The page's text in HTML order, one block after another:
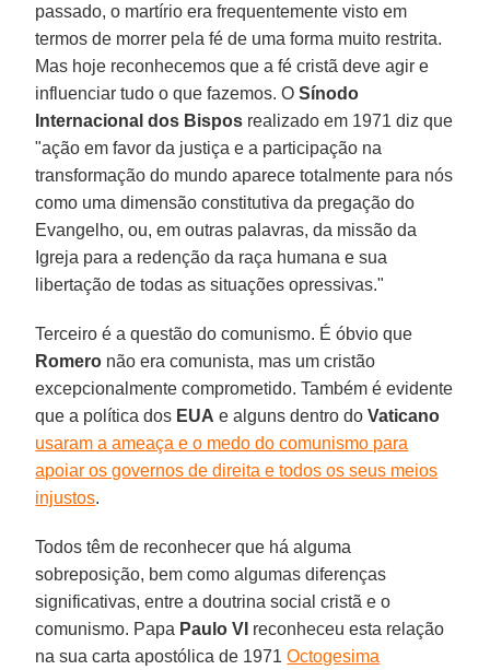
passado, o martírio era frequentemente visto em
termos de morrer pela fé de uma forma muito restrita.
Mas hoje reconhecemos que a fé cristã deve agir e
influenciar tudo o que fazemos. OSínodo
Internacional dos Bispos realizado em 1971 diz que
"ação em favor da justiça e a participação na
transformação do mundo aparece totalmente para nós
como uma dimensão constitutiva da pregação do
Evangelho, ou, em outras palavras, da missão da
Igreja para a redenção da raça humana e sua
libertação de todas as situações opressivas."
Terceiro é a questão do comunismo. É óbvio que
Romero não era comunista, mas um cristão
excepcionalmente comprometido. Também é evidente
que a política dos EUA e alguns dentro doVaticano
usaram a ameaça e o medo do comunismo para
apoiar os governos de direita e todos os seus meios
injustos.
Todos têm de reconhecer que há alguma
sobreposição, bem como algumas diferenças
significativas, entre a doutrina social cristã e o
comunismo. Papa Paulo VI reconheceu esta relação
na sua carta apostólica de 1971Octogesima